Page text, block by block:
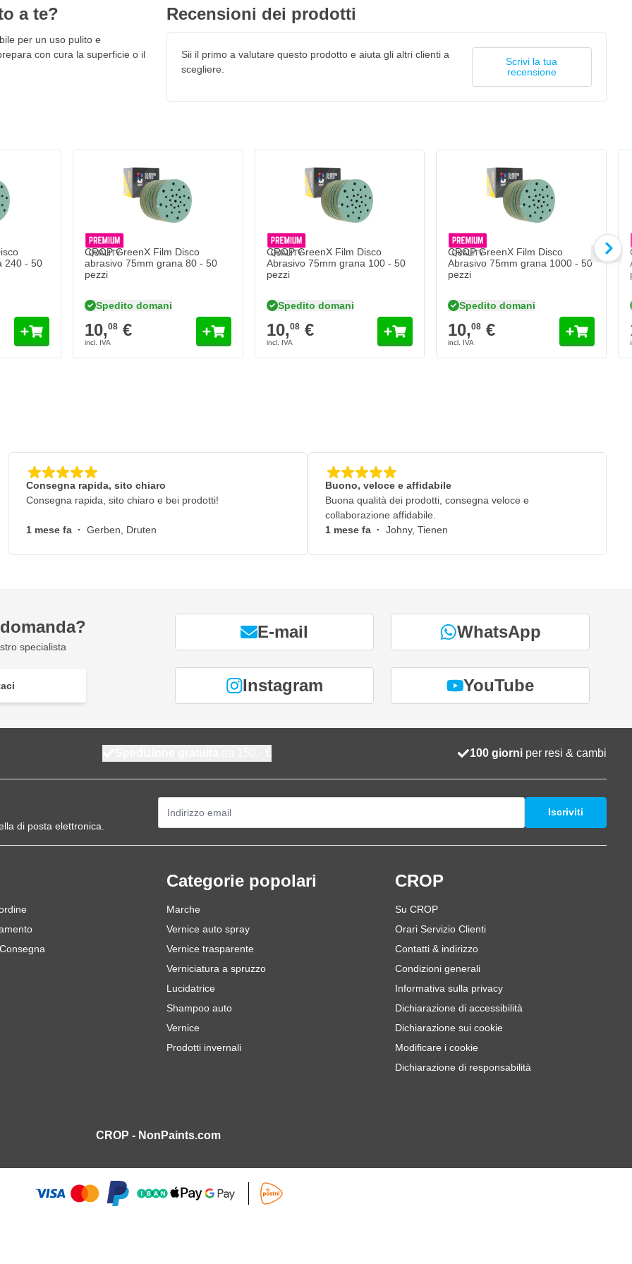
film abrasivo 75mm possono
è particolarmente efficace
sono cruciali. Considera:
P600
lunga durata
prolungato e intensivo
di essere allineati con il
per una lunga durata
con disco di supporto
a te?
per un uso pulito e
con cura la superficie o il
Recensioni dei prodotti
Sii il primo a valutare questo prodotto e aiuta gli altri clienti a
scegliere.
Scrivi la tua
recensione
240 - 50
CROP GreenX Film Disco
abrasivo 75mm grana 80 - 50
pezzi
Spedito domani
10,08 €
CROP GreenX Film Disco
Abrasivo 75mm grana 100 - 50
pezzi
Spedito domani
10,08€
CROP GreenX Film Disco
Abrasivo 75mm grana 1000 - 50
pezzi
Spedito domani
10,08 €
Consegna rapida, sito chiaro
Consegna rapida, sito chiaro e bei prodotti!
1 mese fa · Gerben, Druten
Buono, veloce e affidabile
Buona qualità dei prodotti, consegna veloce e
collaborazione affidabile.
1 mese fa · Johny, Tienen
specialista
E-mail WhatsApp
Instagram YouTube
100 giorni per resi & cambi
di posta elettronica.
Iscriviti
Categorie popolari
Marche
Vernice auto spray
Vernice trasparente
Verniciatura a spruzzo
Lucidatrice
Shampoo auto
Vernice
Prodotti invernali
CROP
Su CROP
Orari Servizio Clienti
Contatti & indirizzo
Condizioni generali
Informativa sulla privacy
Dichiarazione di accessibilità
Dichiarazione sui cookie
Modificare i cookie
Dichiarazione di responsabilità
CROP - NonPaints.com